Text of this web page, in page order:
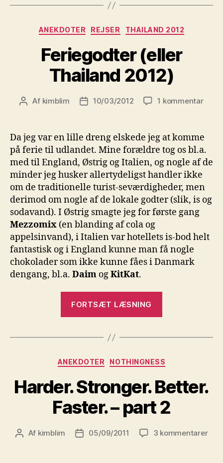
jeg
ikke”
Kategorier
ANEKDOTER REJSER THAILAND 2012
Feriegodter (eller
Thailand 2012)
Indlægsforfatter
Af kimblim Indlægsdato
10/03/2012 1 kommentartil
Da jeg var en lille dreng elskede jeg at komme
på ferie til udlandet. Mine forældre tog os bl.a.
med til England, Østrig og Italien, og nogle af de
minder jeg husker allertydeligst handler ikke
om de traditionelle turist-seværdigheder, men
derimod om nogle af de lokale godter (slik, is og
sodavand). I Østrig smagte jeg for første gang
Mezzomix (en blanding af cola og
appelsinvand), i Italien var hotellets is-bod helt
fantastisk og i England kunne man få nogle
chokolader som ikke kunne fåes i Danmark
dengang, bl.a. Daim ogKitKat.
FORTSÆT LÆSNING
2012)”
Kategorier
ANEKDOTER NOTHINGNESS
Harder. Stronger. Better.
Faster. – part 2
Indlægsforfatter
Af kimblim Indlægsdato
05/09/2011 3 kommentarertil